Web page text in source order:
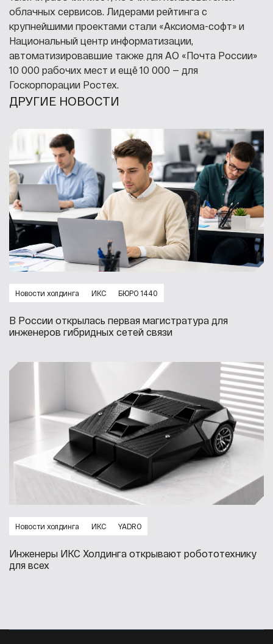
облачных сервисов. Лидерами рейтинга с
крупнейшими проектами стали «Аксиома-софт» и
Национальный центр информатизации,
автоматизировавшие также для АО «Почта России»
10 000 рабочих мест и ещё 10 000 — для
Госкорпорации Ростех.
ДРУГИЕ НОВОСТИ
Новости холдинга ИКС БЮРО 1440
В России открылась первая магистратура для
инженеров гибридных сетей связи
Новости холдинга ИКС YADRO
Инженеры ИКС Холдинга открывают робототехнику
для всех